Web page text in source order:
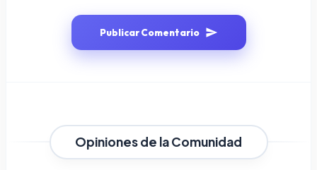
Publicar Comentario
Opiniones de la Comunidad